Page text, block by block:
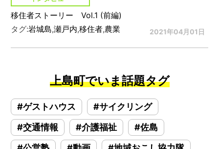
移住者ストーリー Vol.1 (前編)
タグ:岩城島,瀬戸内,移住者,農業 2021年04月01日
上島町でいま話題タグ
#ゲストハウス
#サイクリング
#交通情報
#介護福祉
#佐島